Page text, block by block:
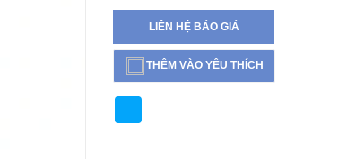
LIÊN HỆ BÁO GIÁ
THÊM VÀO YÊU THÍCH